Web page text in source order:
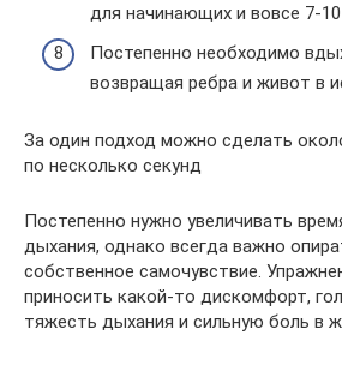
для начинающих и вовсе 7-10
Постепенно необходимо
возвращая ребра и живот в
За один подход можно сделать
по несколько секунд
Постепенно нужно увеличивать
дыхания, однако всегда важно
собственное самочувствие.
приносить какой-то дискомфорт,
тяжесть дыхания и сильную боль в